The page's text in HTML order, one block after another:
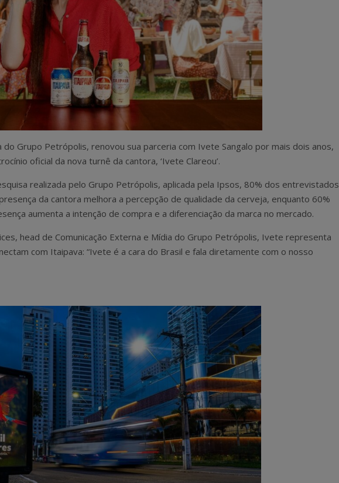
do Grupo Petrópolis, renovou sua parceria com Ivete Sangalo por mais dois anos,
oficial da nova turnê da cantora, ‘Ivete Clareou’.
realizada pelo Grupo Petrópolis, aplicada pela Ipsos, 80% dos entrevistados
da cantora melhora a percepção de qualidade da cerveja, enquanto 60%
aumenta a intenção de compra e a diferenciação da marca no mercado.
head de Comunicação Externa e Mídia do Grupo Petrópolis, Ivete representa
com Itaipava: “Ivete é a cara do Brasil e fala diretamente com o nosso